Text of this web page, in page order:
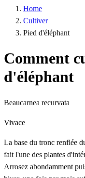
Home
Cultiver
Pied d'éléphant
Comment
d'éléphant
Beaucarnea recurvata
Vivace
La base du tronc renflée
fait l'une des plantes
Arrosez abondamment